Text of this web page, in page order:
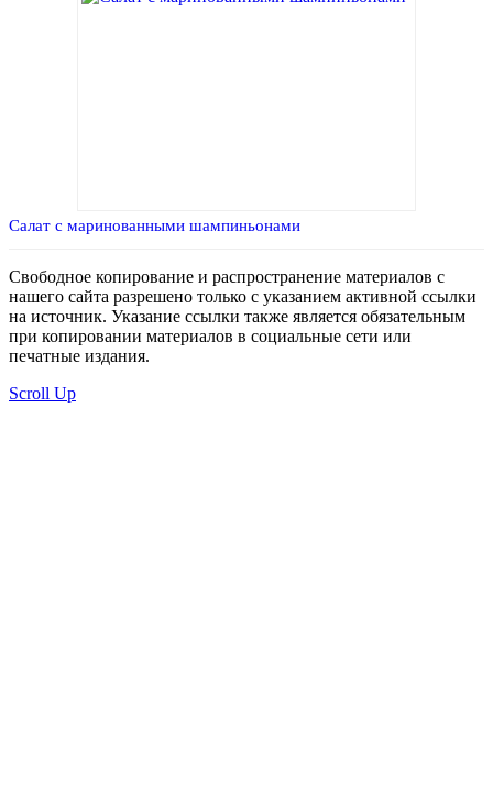
Салат с маринованными шампиньонами
Свободное копирование и распространение материалов с
нашего сайта разрешено только с указанием активной ссылки
на источник. Указание ссылки также является обязательным
при копировании материалов в социальные сети или
печатные издания.
Scroll Up